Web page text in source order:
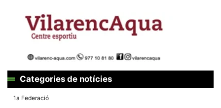
Categories de notícies
1a Federació
d'usuari
Alguns
components
emmagatzemen
dades en el seu
dispositiu que